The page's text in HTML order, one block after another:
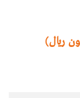
ريال)